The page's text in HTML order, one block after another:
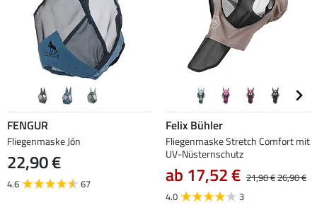
FENGUR
Fliegenmaske Jón
22,90 €
4.6 67
Felix Bühler
Fliegenmaske Stretch Comfort mit
UV-Nüsternschutz
ab 17,52 € 21,90 €26,90 €
4.0
3